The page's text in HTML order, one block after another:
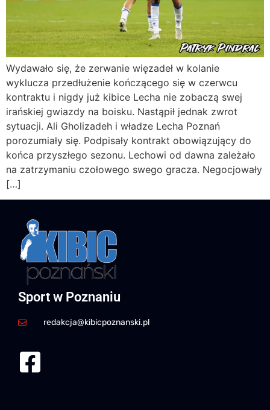
Wydawało się, że zerwanie więzadeł w kolanie
wyklucza przedłużenie kończącego się w czerwcu
kontraktu i nigdy już kibice Lecha nie zobaczą swej
irańskiej gwiazdy na boisku. Nastąpił jednak zwrot
sytuacji. Ali Gholizadeh i władze Lecha Poznań
porozumiały się. Podpisały kontrakt obowiązujący do
końca przyszłego sezonu. Lechowi od dawna zależało
na zatrzymaniu czołowego swego gracza. Negocjowały
[…]
Sport w Poznaniu
redakcja@kibicpoznanski.pl